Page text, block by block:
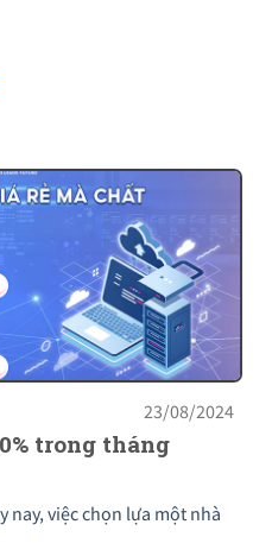
23/08/2024
trong tháng
nay, việc chọn lựa một nhà